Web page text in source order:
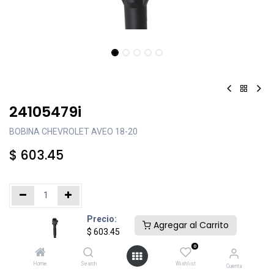
Precio:
$ 603.45
Agregar al Carrito
Home Search
0
Wishlist Cuenta
24105479i
BOBINA CHEVROLET AVEO 18-20
$ 603.45
Añadir al carrito Comprar ahora
Agregar a la lista de deseos